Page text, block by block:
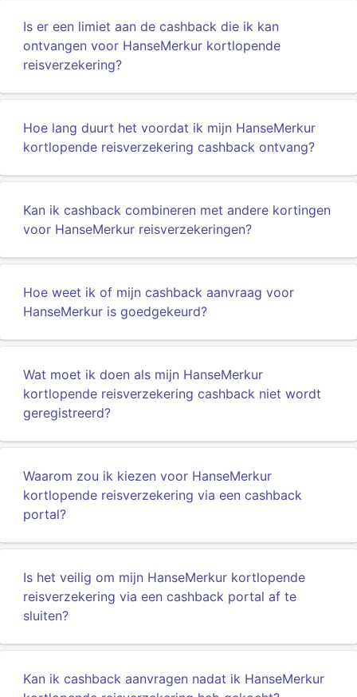
Is er een limiet aan de cashback die ik kan
ontvangen voor HanseMerkur kortlopende
reisverzekering?
Hoe lang duurt het voordat ik mijn HanseMerkur
kortlopende reisverzekering cashback ontvang?
Kan ik cashback combineren met andere kortingen
voor HanseMerkur reisverzekeringen?
Hoe weet ik of mijn cashback aanvraag voor
HanseMerkur is goedgekeurd?
Wat moet ik doen als mijn HanseMerkur
kortlopende reisverzekering cashback niet wordt
geregistreerd?
Waarom zou ik kiezen voor HanseMerkur
kortlopende reisverzekering via een cashback
portal?
Is het veilig om mijn HanseMerkur kortlopende
reisverzekering via een cashback portal af te
sluiten?
Kan ik cashback aanvragen nadat ik HanseMerkur